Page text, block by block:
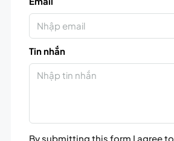
Tin nhắn
By submitting this form I agree to